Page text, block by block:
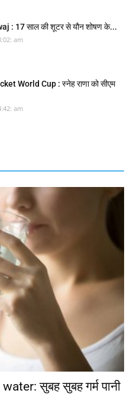
: 17 साल की शूटर से यौन शोषण के...
am
World Cup : स्नेह राणा को सीएम
am
सुबह सुबह गर्म पानी